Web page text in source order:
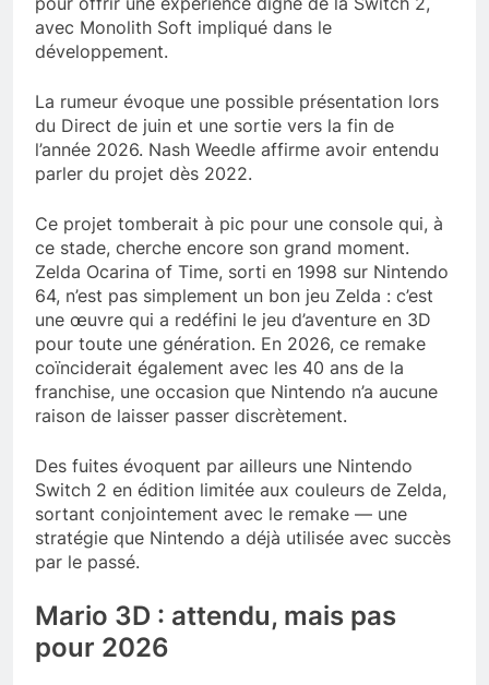
avec Monolith Soft impliqué dans le
développement.
La rumeur évoque une possible présentation lors
du Direct de juin et une sortie vers la fin de
l’année 2026. Nash Weedle affirme avoir entendu
parler du projet dès 2022.
Ce projet tomberait à pic pour une console qui, à
ce stade, cherche encore son grand moment.
Zelda Ocarina of Time, sorti en 1998 sur Nintendo
64, n’est pas simplement un bon jeu Zelda : c’est
une œuvre qui a redéfini le jeu d’aventure en 3D
pour toute une génération. En 2026, ce remake
coïnciderait également avec les 40 ans de la
franchise, une occasion que Nintendo n’a aucune
raison de laisser passer discrètement.
Des fuites évoquent par ailleurs une Nintendo
Switch 2 en édition limitée aux couleurs de Zelda,
sortant conjointement avec le remake — une
stratégie que Nintendo a déjà utilisée avec succès
par le passé.
Mario 3D : attendu, mais pas
pour 2026